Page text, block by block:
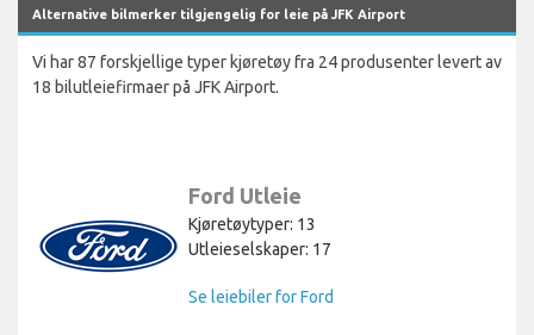
Alternative bilmerker tilgjengelig for leie på JFK Airport
Vi har 87 forskjellige typer kjøretøy fra 24 produsenter levert av
18 bilutleiefirmaer på JFK Airport.
Ford Utleie
Kjøretøytyper: 13
Utleieselskaper: 17
Se leiebiler for Ford